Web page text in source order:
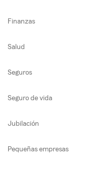
Finanzas
Salud
Seguros
Seguro de vida
Jubilación
Pequeñas empresas